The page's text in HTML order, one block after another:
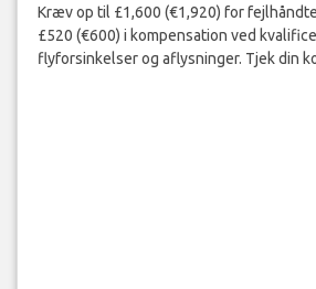
Kræv op til £1,600 (€1,920) for
£520 (€600) i kompensation ved
flyforsinkelser og aflysninger. Tjek din